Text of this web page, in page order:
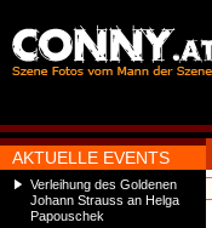
AKTUELLE EVENTS
Verleihung des Goldenen
Johann Strauss an Helga
Papouschek